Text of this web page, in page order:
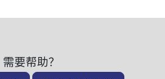
需要帮助？